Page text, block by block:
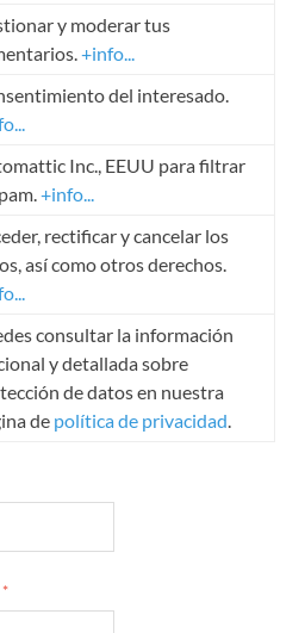
y moderar tus
+info...
del interesado.
Inc., EEUU para filtrar
+info...
rectificar y cancelar los
así como otros derechos.
consultar la información
y detallada sobre
de datos en nuestra
de política de privacidad.
*